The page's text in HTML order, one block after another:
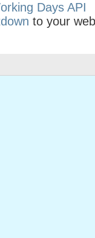
Days API
to your